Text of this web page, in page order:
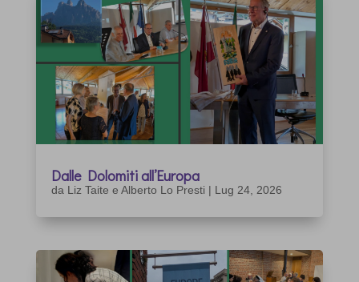
Dalle Dolomiti all’Europa
da Liz Taite e Alberto Lo Presti | Lug 24, 2026